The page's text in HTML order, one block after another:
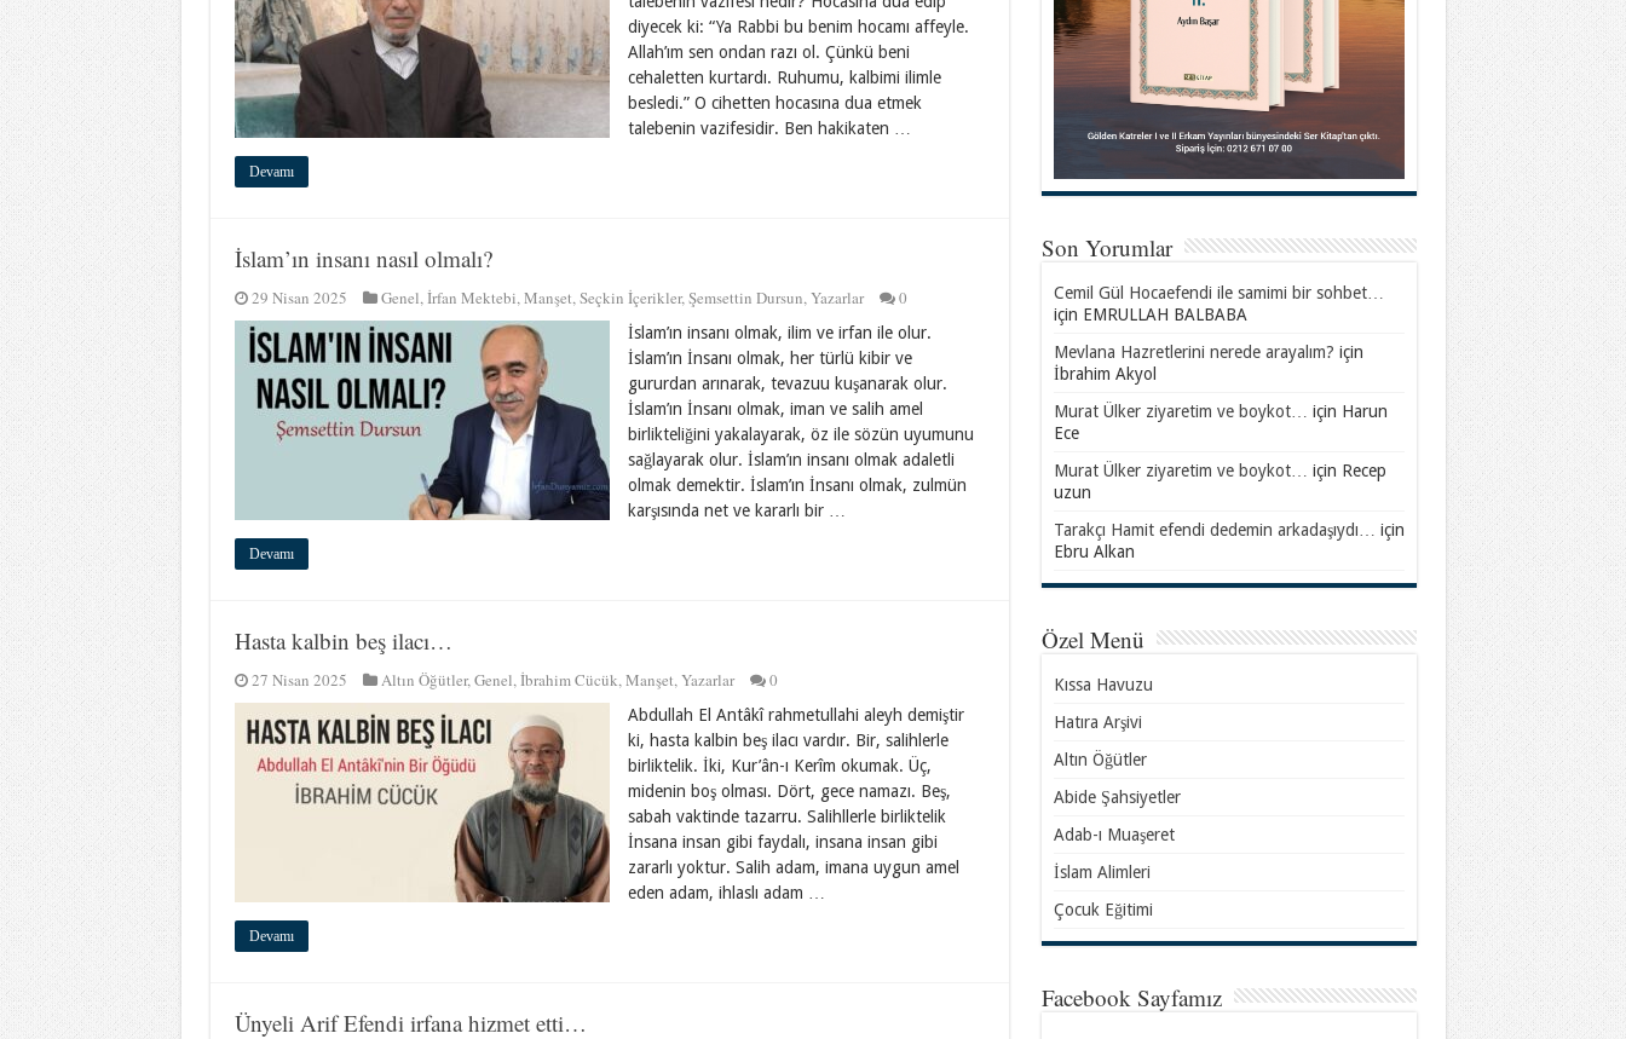
diyecek ki: “Ya Rabbi bu benim hocamı affeyle.
Allah’ım sen ondan razı ol. Çünkü beni
cehaletten kurtardı. Ruhumu, kalbimi ilimle
besledi.” O cihetten hocasına dua etmek
talebenin vazifesidir. Ben hakikaten …
Devamı
İslam’ın insanı nasıl olmalı?
29 Nisan 2025 Genel,İrfan Mektebi,Manşet,Seçkin İçerikler,Şemsettin Dursun,Yazarlar 0
İslam’ın insanı olmak, ilim ve irfan ile olur.
İslam’ın İnsanı olmak, her türlü kibir ve
gururdan arınarak, tevazuu kuşanarak olur.
İslam’ın İnsanı olmak, iman ve salih amel
birlikteliğini yakalayarak, öz ile sözün uyumunu
sağlayarak olur. İslam’ın insanı olmak adaletli
olmak demektir. İslam’ın İnsanı olmak, zulmün
karşısında net ve kararlı bir …
Devamı
Hasta kalbin beş ilacı…
27 Nisan 2025 Altın Öğütler,Genel,İbrahim Cücük,Manşet,Yazarlar 0
Abdullah El Antâkî rahmetullahi aleyh demiştir
ki, hasta kalbin beş ilacı vardır. Bir, salihlerle
birliktelik. İki, Kur’ân-ı Kerîm okumak. Üç,
midenin boş olması. Dört, gece namazı. Beş,
sabah vaktinde tazarru. Salihllerle birliktelik
İnsana insan gibi faydalı, insana insan gibi
zararlı yoktur. Salih adam, imana uygun amel
eden adam, ihlaslı adam …
Devamı
Ünyeli Arif Efendi irfana hizmet etti…
Son Yorumlar
Cemil Gül Hocaefendi ile samimi bir sohbet…
için EMRULLAH BALBABA
Mevlana Hazretlerini nerede arayalım? için
İbrahim Akyol
Murat Ülker ziyaretim ve boykot…
için Harun
Ece
Murat Ülker ziyaretim ve boykot…
için Recep
uzun
Tarakçı Hamit efendi dedemin arkadaşıydı…
için
Ebru Alkan
Özel Menü
Kıssa Havuzu
Hatıra Arşivi
Altın Öğütler
Abide Şahsiyetler
Adab-ı Muaşeret
İslam Alimleri
Çocuk Eğitimi
Facebook Sayfamız